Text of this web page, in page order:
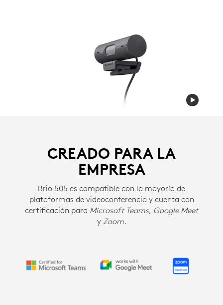
CREADO PARA LA
EMPRESA
Brio 505 es compatible con la mayoría de
plataformas de videoconferencia y cuenta con
certificación para Microsoft Teams, Google Meet
y Zoom.